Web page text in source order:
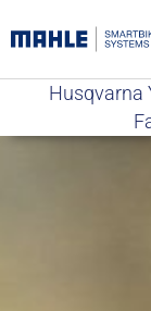
Husqvarna